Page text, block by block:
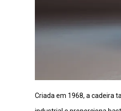
Criada em 1968, a cadeira